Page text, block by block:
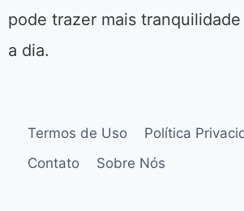
pode trazer mais
a dia.
Termos de Uso
Política
Contato
Sobre Nós